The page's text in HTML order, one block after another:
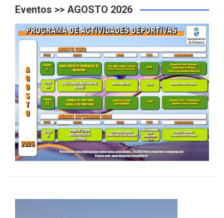
Eventos >> AGOSTO 2026